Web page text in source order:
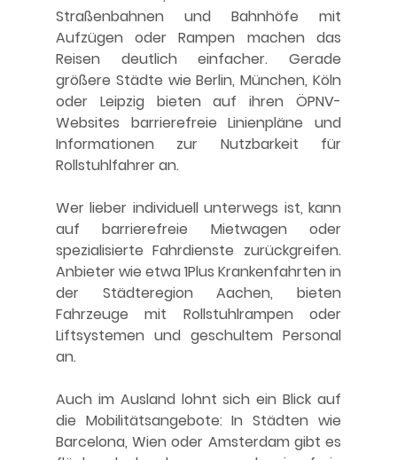
Straßenbahnen und Bahnhöfe mit
Aufzügen oder Rampen machen das
Reisen deutlich einfacher. Gerade
größere Städte wie Berlin, München, Köln
oder Leipzig bieten auf ihren ÖPNV-
Websites barrierefreie Linienpläne und
Informationen zur Nutzbarkeit für
Rollstuhlfahrer an.
Wer lieber individuell unterwegs ist, kann
auf barrierefreie Mietwagen oder
spezialisierte Fahrdienste zurückgreifen.
Anbieter wie etwa 1Plus Krankenfahrten in
der Städteregion Aachen, bieten
Fahrzeuge mit Rollstuhlrampen oder
Liftsystemen und geschultem Personal
an.
Auch im Ausland lohnt sich ein Blick auf
Barcelona, Wien oder Amsterdam gibt es